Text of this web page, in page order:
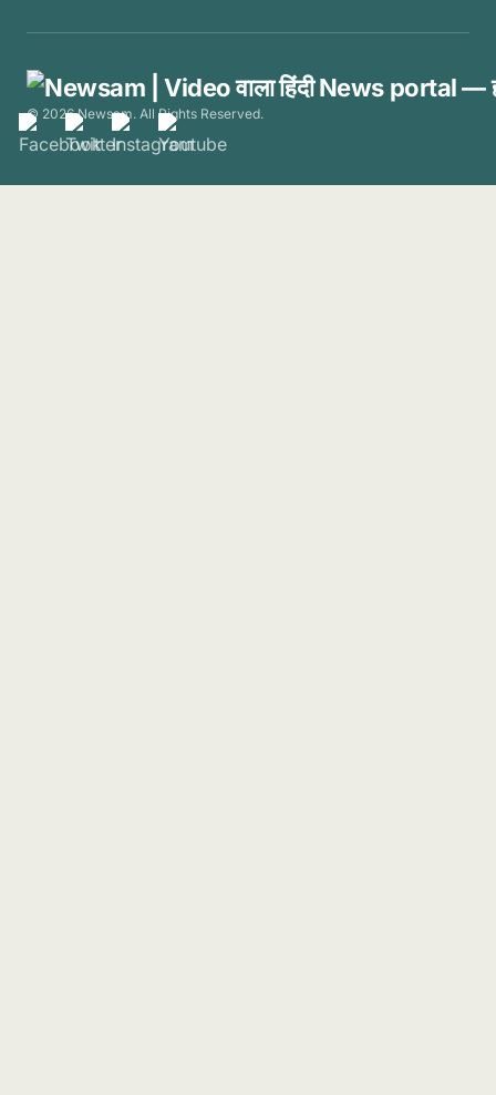
© 2026 Newsam. All Rights Reserved.